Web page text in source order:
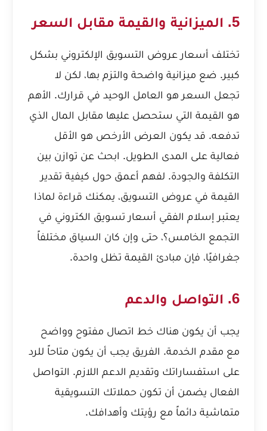
5. الميزانية والقيمة مقابل السعر
تختلف أسعار عروض التسويق الإلكتروني بشكل
كبير. ضع ميزانية واضحة والتزم بها، لكن لا
تجعل السعر هو العامل الوحيد في قرارك. الأهم
هو القيمة التي ستحصل عليها مقابل المال الذي
تدفعه. قد يكون العرض الأرخص هو الأقل
فعالية على المدى الطويل. ابحث عن توازن بين
التكلفة والجودة. لفهم أعمق حول كيفية تقدير
القيمة في عروض التسويق، يمكنك قراءة لماذا
يعتبر إسلام الفقي أسعار تسويق الكتروني في
التجمع الخامس؟، حتى وإن كان السياق مختلفاً
جغرافيًا، فإن مبادئ القيمة تظل واحدة.
6. التواصل والدعم
يجب أن يكون هناك خط اتصال مفتوح وواضح
مع مقدم الخدمة. الفريق يجب أن يكون متاحاً للرد
على استفساراتك وتقديم الدعم اللازم. التواصل
الفعال يضمن أن تكون حملاتك التسويقية
متماشية دائماً مع رؤيتك وأهدافك.